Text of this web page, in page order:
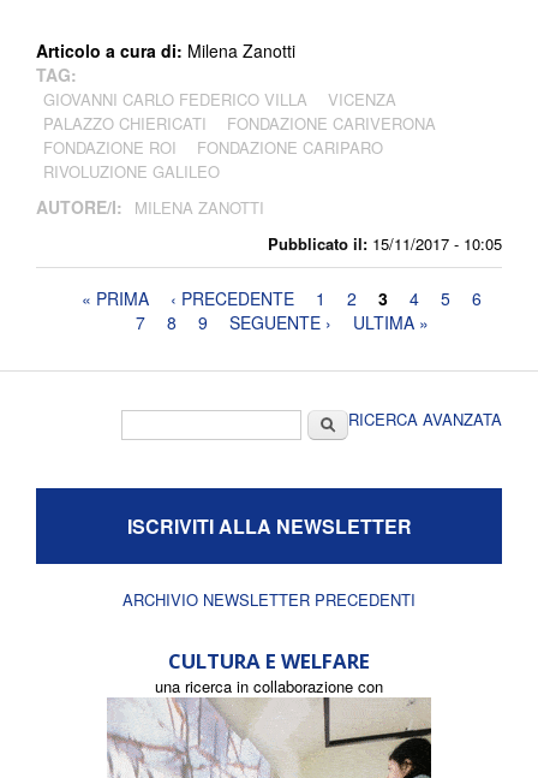
Pubblicato il: 15/11/2017 - 10:05
Articolo a cura di: Milena Zanotti
TAG:
GIOVANNI CARLO FEDERICO VILLA
VICENZA
PALAZZO CHIERICATI
FONDAZIONE CARIVERONA
FONDAZIONE ROI
FONDAZIONE CARIPARO
RIVOLUZIONE GALILEO
AUTORE/I: MILENA ZANOTTI
Pagine« PRIMA ‹ PRECEDENTE 1 2 3 4 5
6
7
8 9 SEGUENTE › ULTIMA »
CercaRICERCA AVANZATA
ISCRIVITI ALLA NEWSLETTER
ARCHIVIO NEWSLETTER PRECEDENTI
CULTURA E WELFARE
una ricerca in collaborazione con